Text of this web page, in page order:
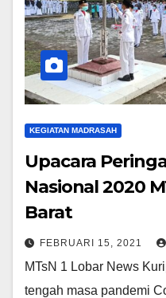
KEGIATAN MADRASAH
Upacara
Nasional 2020
Barat
FEBRUARI 15, 2021
MTsN 1 Lobar News
tengah masa pandemi